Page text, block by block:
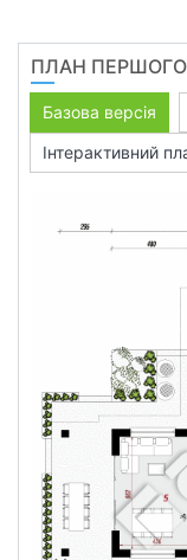
ПЛАН
Базова версія
Інтерактивний